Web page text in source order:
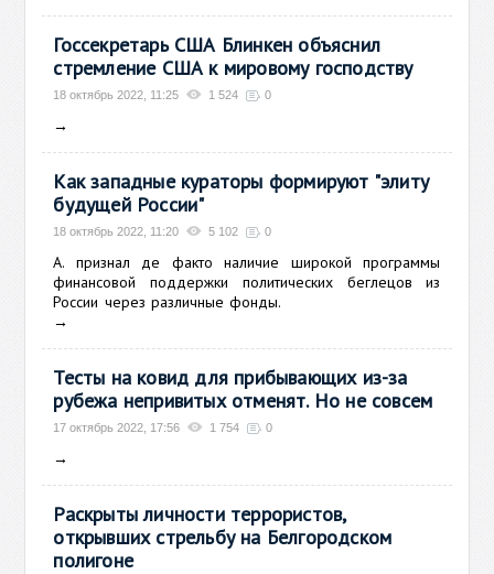
Госсекретарь США Блинкен объяснил
стремление США к мировому господству
18 октябрь 2022, 11:25 1 524 0
→
Как западные кураторы формируют "элиту
будущей России"
18 октябрь 2022, 11:20 5 102 0
А. признал де факто наличие широкой программы
финансовой поддержки политических беглецов из
России через различные фонды.
→
Тесты на ковид для прибывающих из-за
рубежа непривитых отменят. Но не совсем
17 октябрь 2022, 17:56 1 754 0
→
Раскрыты личности террористов,
открывших стрельбу на Белгородском
полигоне